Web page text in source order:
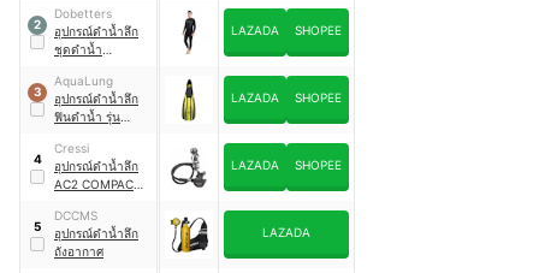
2
Dobetters
อุปกรณ์ดำน้ำลึก
ชุดดำน้ำ
LAZADA SHOPEE
3
AquaLung
อุปกรณ์ดำน้ำลึก
ฟินดำน้ำ รุ่น
LAZADA SHOPEE
4
Cressi
อุปกรณ์ดำน้ำลึก
AC2 COMPACT
REGULATOR
LAZADA SHOPEE
5
DCCMS
อุปกรณ์ดำน้ำลึก
ถังอากาศ
LAZADA